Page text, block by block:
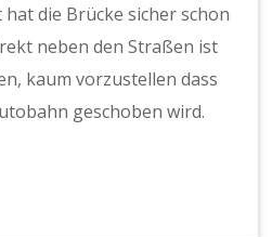
die Brücke sicher schon
neben den Straßen ist
kaum vorzustellen dass
geschoben wird.